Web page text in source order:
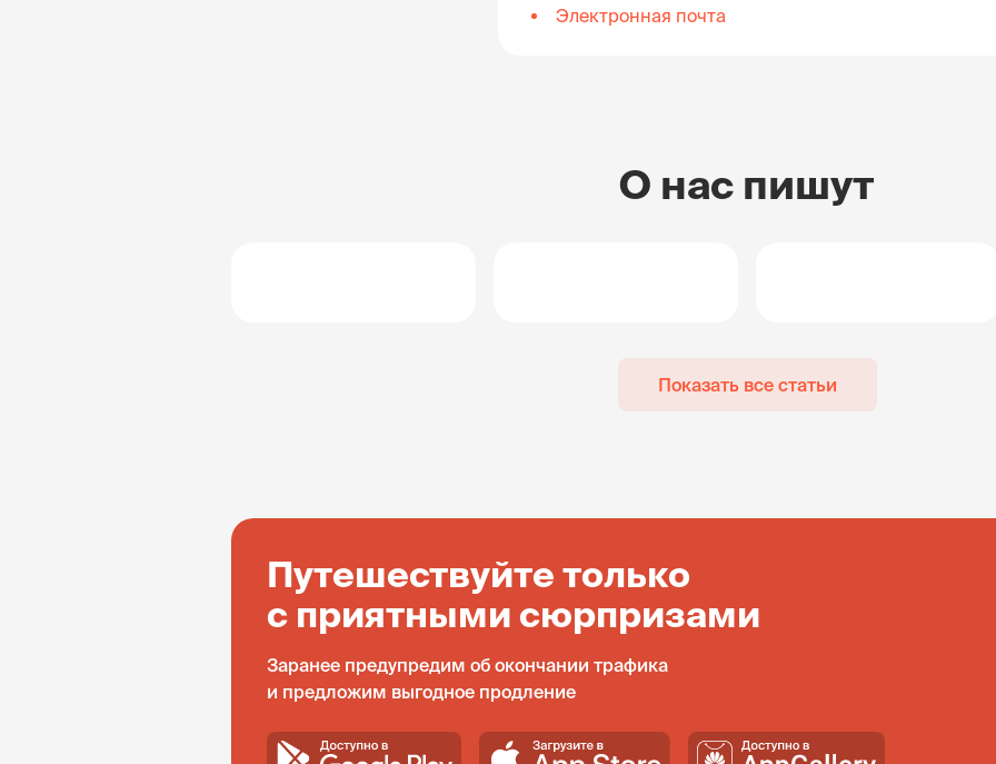
Электронная почта
О нас пишут
Показать все статьи
Путешествуйте только
с приятными сюрпризами
Заранее предупредим об окончании трафика
и предложим выгодное продление